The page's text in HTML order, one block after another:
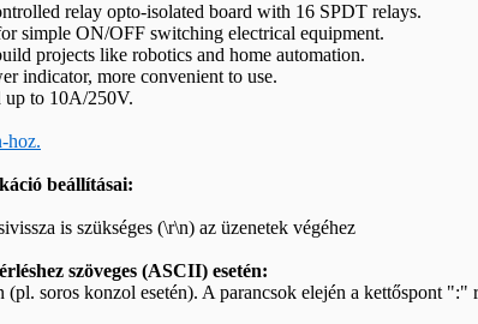
relay opto‑isolated board with 16 SPDT relays.
simple ON/OFF switching electrical equipment.
projects like robotics and home automation.
indicator, more convenient to use.
up to 10A/250V.
hoz.
beállításai:
is szükséges (\r\n) az üzenetek végéhez
szöveges (ASCII) esetén:
(pl. soros konzol esetén). A parancsok elején a kettőspont ":"